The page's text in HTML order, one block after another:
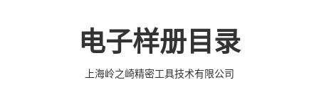
具有完美的刃口品质和高可至士 0.0005mm( ± 0.5um)
的尺寸公差，实现高效率、低成本的应用。
电子样册目录
上海岭之崎精密工具技术有限公司